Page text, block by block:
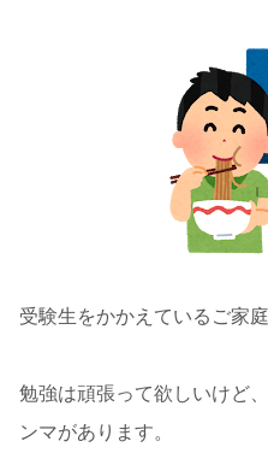
受験生をかかえているご家
勉強は頑張って欲しいけど
ンマがあります。